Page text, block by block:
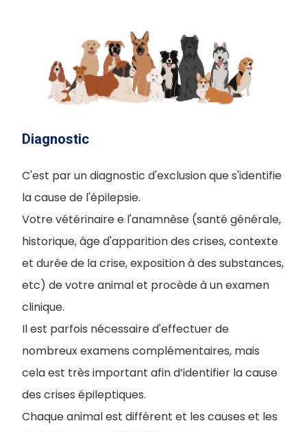
Diagnostic
C'est par un diagnostic d'exclusion que s'identifie
la cause de l'épilepsie.
Votre vétérinaire e l'anamnèse (santé générale,
historique, âge d'apparition des crises, contexte
et durée de la crise, exposition à des substances,
etc) de votre animal et procède à un examen
clinique.
Il est parfois nécessaire d'effectuer de
nombreux examens complémentaires, mais
cela est très important afin d’identifier la cause
des crises épileptiques.
Chaque animal est différent et les causes et les